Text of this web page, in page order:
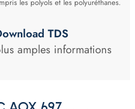
les polyols et les polyuréthanes.
TDS
amples informations